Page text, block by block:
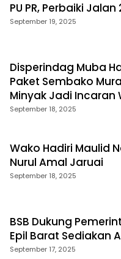
PU PR, Perbaiki Jalan
September 19, 2025
Disperindag Muba
Paket Sembako
Minyak Jadi Incaran
September 18, 2025
Wako Hadiri Maulid
Nurul Amal Jaruai
September 18, 2025
BSB Dukung
Epil Barat Sediakan
September 17, 2025